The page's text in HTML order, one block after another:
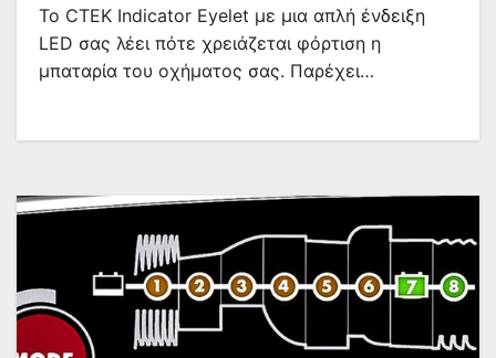
Το CTEK Indicator Eyelet με μια απλή ένδειξη
LED σας λέει πότε χρειάζεται φόρτιση η
μπαταρία του οχήματος σας. Παρέχει…